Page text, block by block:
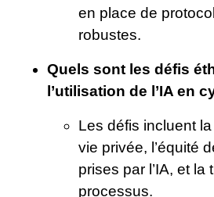
en place de
robustes.
Quels sont les défis
l’utilisation de l’IA en
Les défis incluent
vie privée, l’équité
prises par l’IA, et
processus.